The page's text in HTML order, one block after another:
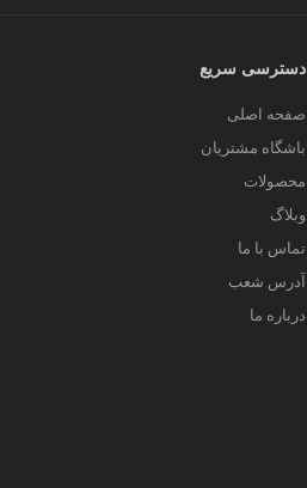
دسترسی سریع
صفحه اصلی
باشگاه مشتریان
محصولات
وبلاگ
تماس با ما
آدرس شعب
درباره ما